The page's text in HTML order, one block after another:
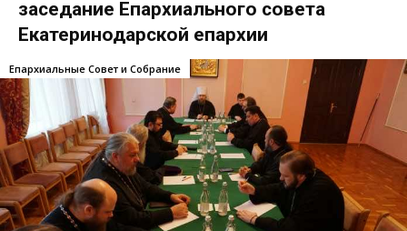
заседание Епархиального совета
Екатеринодарской епархии
Епархиальные Совет и Собрание